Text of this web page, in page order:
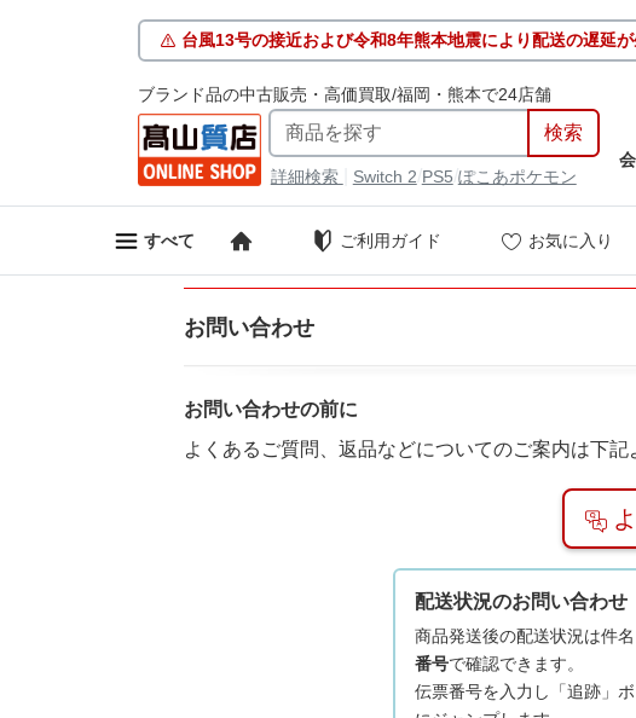
台風13号の接近および令和8年熊本地震により配送の遅延
ブランド品の中古販売・高価買取/福岡・熊本で24店舗
詳細検索 Switch 2 PS5 ぽこあポケモン
すべて ご利用ガイド お気に入り
お問い合わせ
お問い合わせの前に
よくあるご質問、返品などについてのご案内は下
配送状況のお問い合わせ
商品発送後の配送状況は件
番号で確認できます。
伝票番号を入力し「追跡」